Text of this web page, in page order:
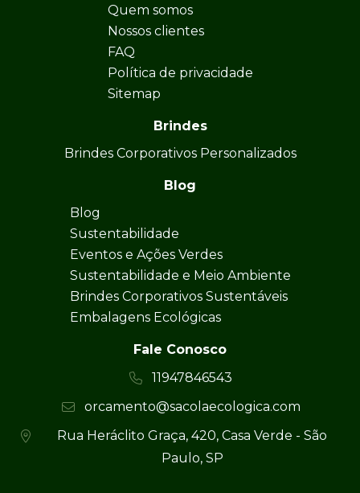
Quem somos
Nossos clientes
FAQ
Política de privacidade
Sitemap
Brindes
Brindes Corporativos Personalizados
Blog
Blog
Sustentabilidade
Eventos e Ações Verdes
Sustentabilidade e Meio Ambiente
Brindes Corporativos Sustentáveis
Embalagens Ecológicas
Fale Conosco
11947846543
orcamento@sacolaecologica.com
Rua Heráclito Graça, 420, Casa Verde - São
Paulo, SP